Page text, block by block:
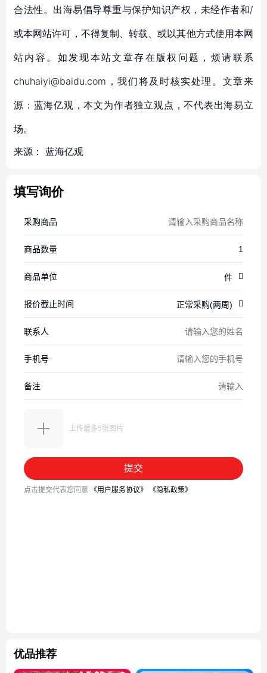
合法性。出海易倡导尊重与保护知识产权，未经作者和/
或本网站许可，不得复制、转载、或以其他方式使用本网
站内容。如发现本站文章存在版权问题，烦请联系
chuhaiyi@baidu.com，我们将及时核实处理。文章来
源：蓝海亿观，本文为作者独立观点，不代表出海易立
场。
来源： 蓝海亿观
填写询价
优品推荐